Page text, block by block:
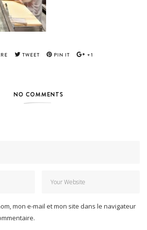
TWEET PIN IT +1
NO COMMENTS
mon e-mail et mon site dans le navigateur